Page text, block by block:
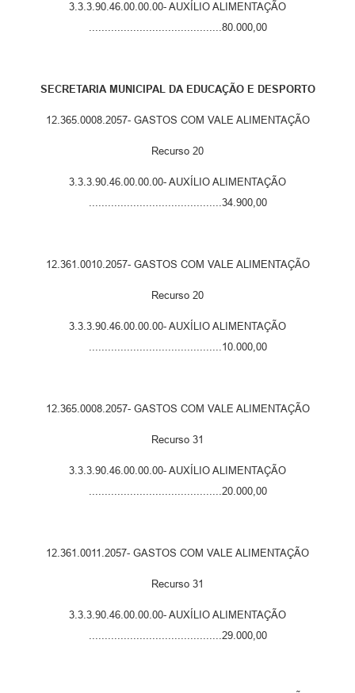
3.3.3.90.46.00.00.00- AUXÍLIO ALIMENTAÇÃO
..........................................80.000,00
SECRETARIA MUNICIPAL DA EDUCAÇÃO E DESPORTO
12.365.0008.2057- GASTOS COM VALE ALIMENTAÇÃO
Recurso 20
3.3.3.90.46.00.00.00- AUXÍLIO ALIMENTAÇÃO
..........................................34.900,00
12.361.0010.2057- GASTOS COM VALE ALIMENTAÇÃO
Recurso 20
3.3.3.90.46.00.00.00- AUXÍLIO ALIMENTAÇÃO
..........................................10.000,00
12.365.0008.2057- GASTOS COM VALE ALIMENTAÇÃO
Recurso 31
3.3.3.90.46.00.00.00- AUXÍLIO ALIMENTAÇÃO
..........................................20.000,00
12.361.0011.2057- GASTOS COM VALE ALIMENTAÇÃO
Recurso 31
3.3.3.90.46.00.00.00- AUXÍLIO ALIMENTAÇÃO
..........................................29.000,00